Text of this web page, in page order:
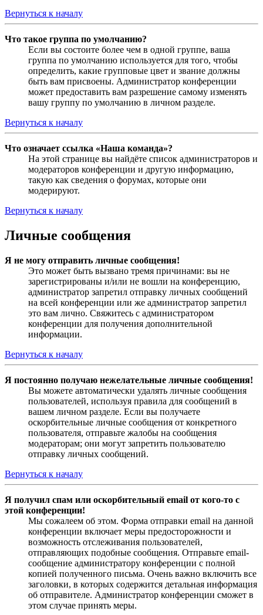
Вернуться к началу
Что такое группа по умолчанию?
Если вы состоите более чем в одной группе, ваша
группа по умолчанию используется для того, чтобы
определить, какие групповые цвет и звание должны
быть вам присвоены. Администратор конференции
может предоставить вам разрешение самому изменять
вашу группу по умолчанию в личном разделе.
Вернуться к началу
Что означает ссылка «Наша команда»?
На этой странице вы найдёте список администраторов и
модераторов конференции и другую информацию,
такую как сведения о форумах, которые они
модерируют.
Вернуться к началу
Личные сообщения
Я не могу отправить личные сообщения!
Это может быть вызвано тремя причинами: вы не
зарегистрированы и/или не вошли на конференцию,
администратор запретил отправку личных сообщений
на всей конференции или же администратор запретил
это вам лично. Свяжитесь с администратором
конференции для получения дополнительной
информации.
Вернуться к началу
Я постоянно получаю нежелательные личные сообщения!
Вы можете автоматически удалять личные сообщения
пользователей, используя правила для сообщений в
вашем личном разделе. Если вы получаете
оскорбительные личные сообщения от конкретного
пользователя, отправьте жалобы на сообщения
модераторам; они могут запретить пользователю
отправку личных сообщений.
Вернуться к началу
Я получил спам или оскорбительный email от кого-то с
этой конференции!
Мы сожалеем об этом. Форма отправки email на данной
конференции включает меры предосторожности и
возможность отслеживания пользователей,
отправляющих подобные сообщения. Отправьте email-
сообщение администратору конференции с полной
копией полученного письма. Очень важно включить все
заголовки, в которых содержится детальная информация
об отправителе. Администратор конференции сможет в
этом случае принять меры.